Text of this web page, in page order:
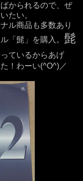
かられるので、ぜ
たい。
ル商品も多数あり
「髭」を購入。 髭
ているからあげ
！わーい(^O^)／